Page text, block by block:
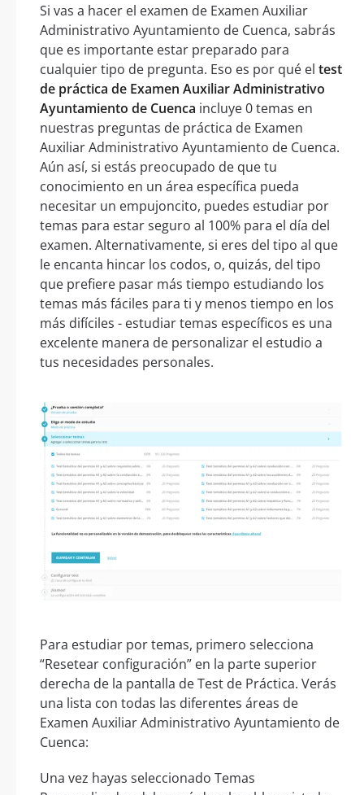
Si vas a hacer el examen de Examen Auxiliar
Administrativo Ayuntamiento de Cuenca, sabrás
que es importante estar preparado para
cualquier tipo de pregunta. Eso es por qué el test
de práctica de Examen Auxiliar Administrativo
Ayuntamiento de Cuenca incluye 0 temas en
nuestras preguntas de práctica de Examen
Auxiliar Administrativo Ayuntamiento de Cuenca.
Aún así, si estás preocupado de que tu
conocimiento en un área específica pueda
necesitar un empujoncito, puedes estudiar por
temas para estar seguro al 100% para el día del
examen. Alternativamente, si eres del tipo al que
le encanta hincar los codos, o, quizás, del tipo
que prefiere pasar más tiempo estudiando los
temas más fáciles para ti y menos tiempo en los
más difíciles - estudiar temas específicos es una
excelente manera de personalizar el estudio a
tus necesidades personales.
Para estudiar por temas, primero selecciona
“Resetear configuración” en la parte superior
derecha de la pantalla de Test de Práctica. Verás
una lista con todas las diferentes áreas de
Examen Auxiliar Administrativo Ayuntamiento de
Cuenca:
Una vez hayas seleccionado Temas